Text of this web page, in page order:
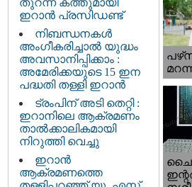
തുറന്ന കത്തുമായി
ഇറാൻ പ്രസിഡണ്ട്
നിബന്ധനകൾ
അംഗീകരിച്ചാൽ യുദ്ധം
അവസാനിപ്പിക്കാം :
അമേരിക്കയുടെ 15 ഇന
പദ്ധതി തള്ളി ഇറാൻ
ട്രംപിന് അടി തെറ്റി :
ഇറാനിലെ ആക്രമണം
താൽക്കാലികമായി
നിറുത്തി വെച്ചു
ഇറാന്‍
ആക്രമണത്തെ